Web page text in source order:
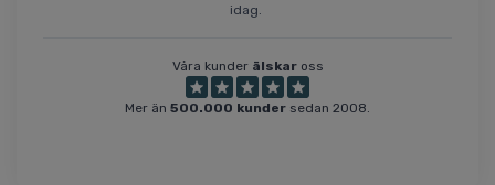
idag.
Våra kunder älskaross
Mer än 500.000 kunder sedan 2008.